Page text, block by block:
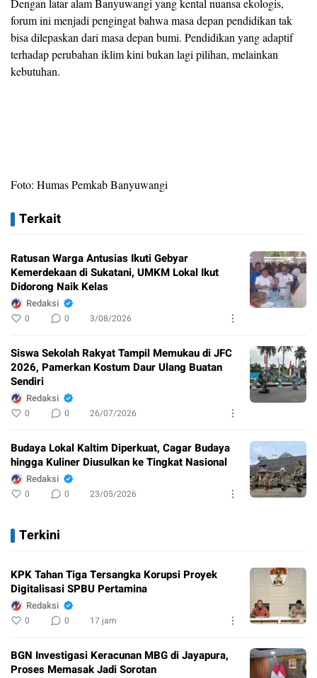
forum ini menjadi pengingat bahwa masa depan pendidikan tak
bisa dilepaskan dari masa depan bumi. Pendidikan yang adaptif
terhadap perubahan iklim kini bukan lagi pilihan, melainkan
kebutuhan.
Foto: Humas Pemkab Banyuwangi
Terkait
Ratusan Warga Antusias Ikuti Gebyar
Kemerdekaan di Sukatani, UMKM Lokal Ikut
Didorong Naik Kelas
Redaksi
0 0 3/08/2026
Siswa Sekolah Rakyat Tampil Memukau di JFC
2026, Pamerkan Kostum Daur Ulang Buatan
Sendiri
Redaksi
0 0 26/07/2026
Budaya Lokal Kaltim Diperkuat, Cagar Budaya
hingga Kuliner Diusulkan ke Tingkat Nasional
Redaksi
0 0 23/05/2026
Terkini
KPK Tahan Tiga Tersangka Korupsi Proyek
Digitalisasi SPBU Pertamina
Redaksi
0 0 17 jam
BGN Investigasi Keracunan MBG di Jayapura,
Proses Memasak Jadi Sorotan